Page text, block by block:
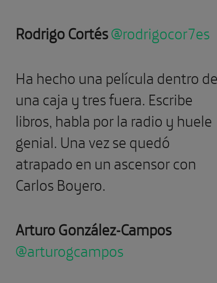
Rodrigo Cortés@rodrigocor7es
Ha hecho una película dentro
una caja y tres fuera. Escribe
libros, habla por la radio y huele
genial. Una vez se quedó
atrapado en un ascensor con
Carlos Boyero.
Arturo González-Campos
@arturogcampos